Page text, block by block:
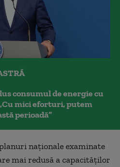
consumul de energie cu
mici eforturi, putem
perioadă”
naționale examinate
mai redusă a capacităților